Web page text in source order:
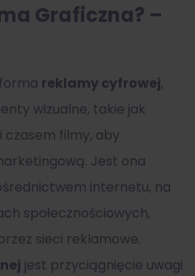
Graficzna? –
reklamy cyfrowej,
wizualne, takie jak
czasem filmy, aby
Jest ona
internetu, na
społecznościowych,
sieci reklamowe.
jest przyciągnięcie uwagi